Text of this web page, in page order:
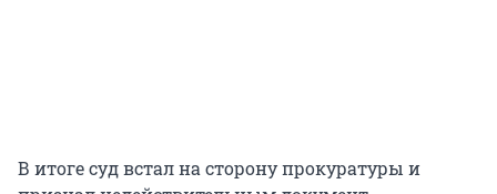
В итоге суд встал на сторону прокуратуры и